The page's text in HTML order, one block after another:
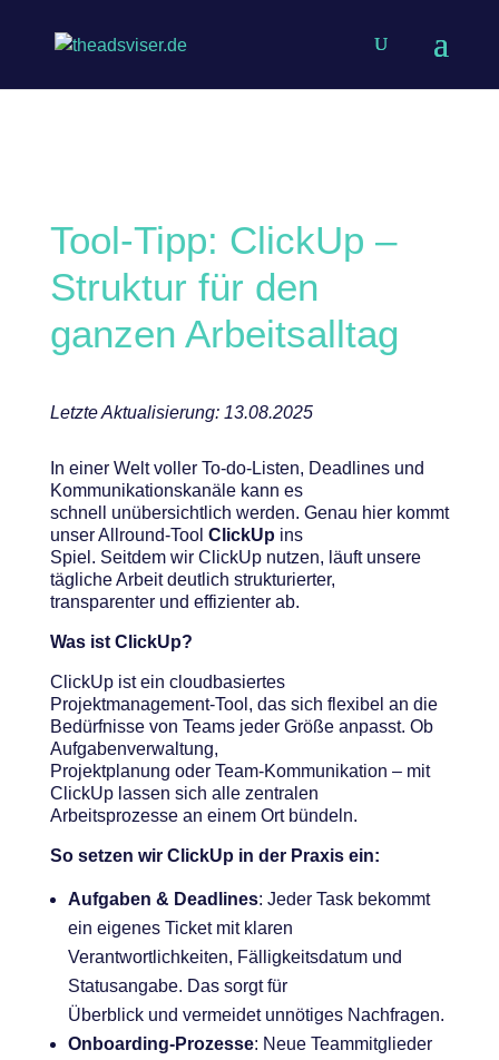
Tool-Tipp: ClickUp –
Struktur für den
ganzen Arbeitsalltag
Letzte Aktualisierung: 13.08.2025
In einer Welt voller To-do-Listen, Deadlines und
Kommunikationskanäle kann es
schnell unübersichtlich werden. Genau hier kommt
unser Allround-Tool ClickUp ins
Spiel. Seitdem wir ClickUp nutzen, läuft unsere
tägliche Arbeit deutlich strukturierter,
transparenter und effizienter ab.
Was ist ClickUp?
ClickUp ist ein cloudbasiertes
Projektmanagement-Tool, das sich flexibel an die
Bedürfnisse von Teams jeder Größe anpasst. Ob
Aufgabenverwaltung,
Projektplanung oder Team-Kommunikation – mit
ClickUp lassen sich alle zentralen
Arbeitsprozesse an einem Ort bündeln.
So setzen wir ClickUp in der Praxis ein:
Aufgaben & Deadlines: Jeder Task bekommt
ein eigenes Ticket mit klaren
Verantwortlichkeiten, Fälligkeitsdatum und
Statusangabe. Das sorgt für
Überblick und vermeidet unnötiges Nachfragen.
Onboarding-Prozesse: Neue Teammitglieder